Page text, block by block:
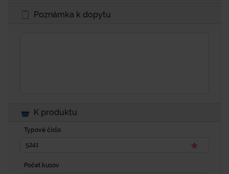
Poznámka k dopytu
K produktu
Typové číslo
Počet kusov